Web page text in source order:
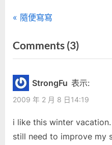
文
章
導
覽
P
e
v
i
o
u
隨便寫寫
Comments (3)on
“隨
筆”
StrongFu 表示:
2009 年 2 月 8 日14:19
i like this winter
still need to improve my